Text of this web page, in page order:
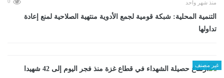
منذ شهر واحد
التنمية المحلية: شبكة قومية لجمع الأدوية منتهية الصلاحية لمنع إعادة
تداولها
غير مصنف